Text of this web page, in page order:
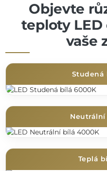
Objevte
teploty
vaše
Studená
Teplá